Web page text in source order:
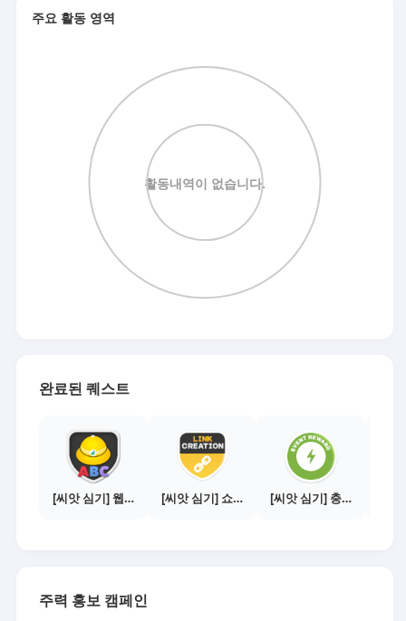
주요 활동 영역
완료된 퀘스트
[씨앗 심기] 웹툰보기 - 수익내기 편 [씨앗 심기] 쇼핑몰 링크 발급하기 - 제휴몰 10곳 [씨앗 심기] 충전소에서 이벤트 1건 이상 참여하기
주력 홍보 캠페인